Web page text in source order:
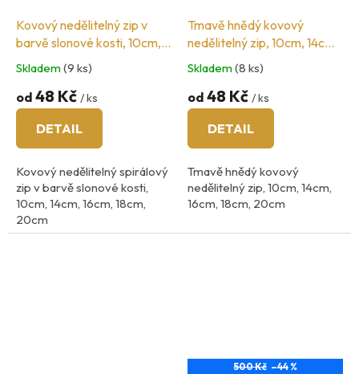
Kovový nedělitelný zip v
barvě slonové kosti, 10cm,
14cm, 16cm, 18cm, 20cm
Skladem(9 ks)
od 48 Kč / ks
DETAIL
Kovový nedělitelný spirálový
zip v barvě slonové kosti,
10cm, 14cm, 16cm, 18cm,
20cm
Tmavě hnědý kovový
nedělitelný zip, 10cm, 14cm,
16cm, 18cm, 20cm
Skladem(8 ks)
od 48 Kč / ks
DETAIL
Tmavě hnědý kovový
nedělitelný zip, 10cm, 14cm,
16cm, 18cm, 20cm
šíři zoubků 3mm
500 Kč –44 %